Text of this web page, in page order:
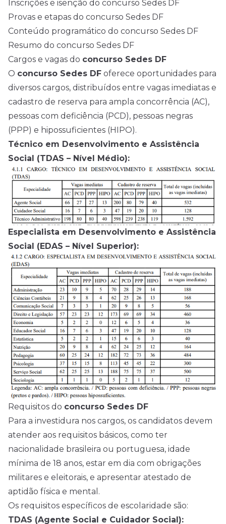
Inscrições e isenção do concurso Sedes DF
Provas e etapas do concurso Sedes DF
Conteúdo programático do concurso Sedes DF
Resumo do concurso Sedes DF
Cargos e vagas do concurso Sedes DF
O concurso Sedes DF oferece oportunidades para
diversos cargos, distribuídos entre vagas imediatas e
cadastro de reserva para ampla concorrência (AC),
pessoas com deficiência (PCD), pessoas negras
(PPP) e hipossuficientes (HIPO).
Técnico em Desenvolvimento e Assistência
Social (TDAS – Nível Médio):
Especialista em Desenvolvimento e Assistência
Social (EDAS – Nível Superior):
Requisitos do concurso Sedes DF
Para a investidura nos cargos, os candidatos devem
atender aos requisitos básicos, como ter
nacionalidade brasileira ou portuguesa, idade
mínima de 18 anos, estar em dia com obrigações
militares e eleitorais, e apresentar atestado de
aptidão física e mental.
Os requisitos específicos de escolaridade são:
TDAS (Agente Social e Cuidador Social):